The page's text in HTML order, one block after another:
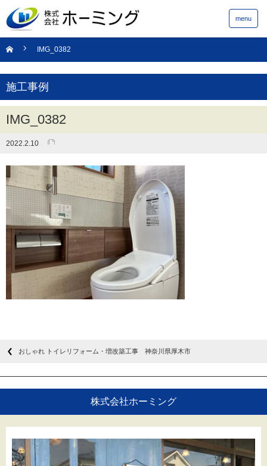
menu
IMG_0382
施工事例
IMG_0382
2022.2.10
おしゃれ トイレリフォーム・増改築工事 神奈川県厚木市
株式会社ホーミング